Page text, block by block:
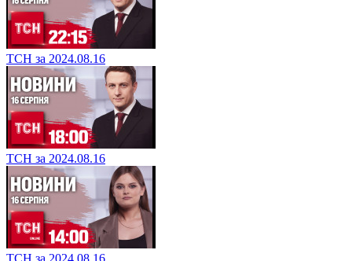
ТСН за 2024.08.16
ТСН за 2024.08.16
ТСН за 2024.08.16